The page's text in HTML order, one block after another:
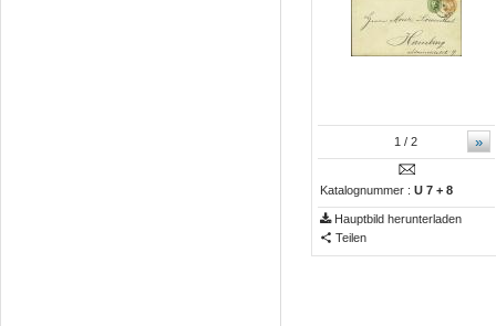
»
1 / 2
Katalognummer : U 7 + 8
Hauptbild herunterladen
Teilen